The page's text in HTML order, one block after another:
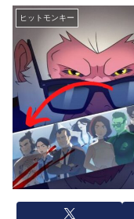
ヒットモンキー